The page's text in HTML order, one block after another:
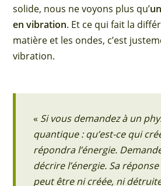
solide, nous ne voyons plus qu’
en vibration. Et ce qui fait la
matière et les ondes, c’est
vibration.
« Si vous demandez à un
quantique : qu’est-ce qui
répondra l’énergie.
décrire l’énergie. Sa
peut être ni créée, ni